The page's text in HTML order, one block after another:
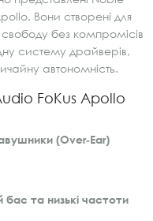
Вони створені для
без компромісів
систему драйверів,
автономність.
FoKus Apollo
(Over‑Ear)
та низькі частоти